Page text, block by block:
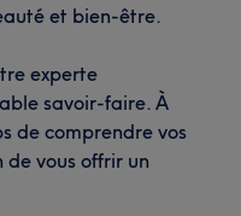
et bien-être.
experte
savoir-faire. À
de comprendre vos
de vous offrir un